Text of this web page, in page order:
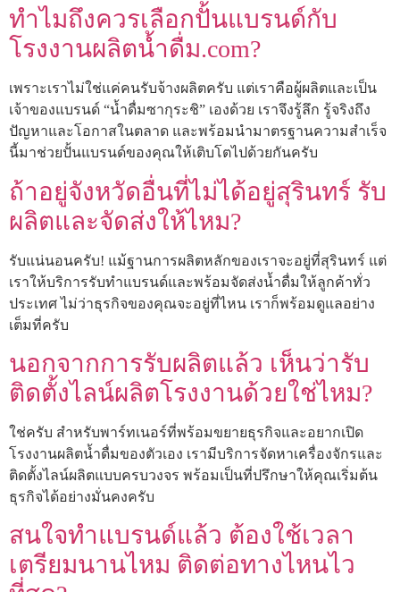
ทำไมถึงควรเลือกปั้นแบรนด์กับ
โรงงานผลิตน้ำดื่ม.com?
เพราะเราไม่ใช่แค่คนรับจ้างผลิตครับ แต่เราคือผู้ผลิตและเป็น
เจ้าของแบรนด์ “น้ำดื่มซากุระชิ” เองด้วย เราจึงรู้ลึก รู้จริงถึง
ปัญหาและโอกาสในตลาด และพร้อมนำมาตรฐานความสำเร็จ
นี้มาช่วยปั้นแบรนด์ของคุณให้เติบโตไปด้วยกันครับ
ถ้าอยู่จังหวัดอื่นที่ไม่ได้อยู่สุรินทร์ รับ
ผลิตและจัดส่งให้ไหม?
รับแน่นอนครับ! แม้ฐานการผลิตหลักของเราจะอยู่ที่สุรินทร์ แต่
เราให้บริการรับทำแบรนด์และพร้อมจัดส่งน้ำดื่มให้ลูกค้าทั่ว
ประเทศ ไม่ว่าธุรกิจของคุณจะอยู่ที่ไหน เราก็พร้อมดูแลอย่าง
เต็มที่ครับ
นอกจากการรับผลิตแล้ว เห็นว่ารับ
ติดตั้งไลน์ผลิตโรงงานด้วยใช่ไหม?
ใช่ครับ สำหรับพาร์ทเนอร์ที่พร้อมขยายธุรกิจและอยากเปิด
โรงงานผลิตน้ำดื่มของตัวเอง เรามีบริการจัดหาเครื่องจักรและ
ติดตั้งไลน์ผลิตแบบครบวงจร พร้อมเป็นที่ปรึกษาให้คุณเริ่มต้น
ธุรกิจได้อย่างมั่นคงครับ
สนใจทำแบรนด์แล้ว ต้องใช้เวลา
เตรียมนานไหม ติดต่อทางไหนไว